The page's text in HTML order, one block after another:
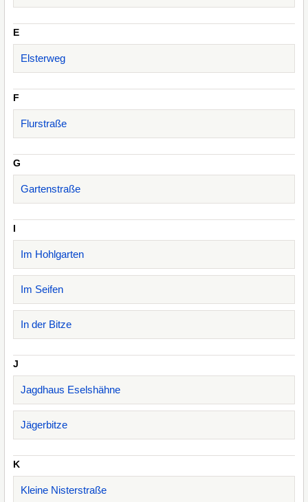
E
Elsterweg
F
Flurstraße
G
Gartenstraße
I
Im Hohlgarten
Im Seifen
In der Bitze
J
Jagdhaus Eselshähne
Jägerbitze
K
Kleine Nisterstraße